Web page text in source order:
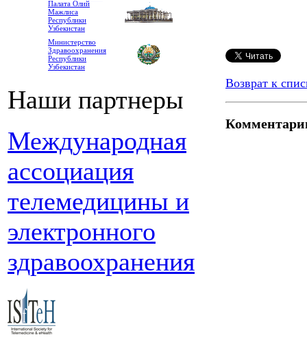
Палата Олий
Мажлиса
Республики
Узбекистан
Министерство
Здравоохранения
Республики
Узбекистан
Наши партнеры
Международная
ассоциация
телемедицины и
электронного
здравоохранения
Возврат к